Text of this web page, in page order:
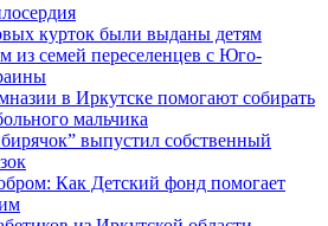
курток были выданы детям
из семей переселенцев с Юго-
в Иркутске помогают собирать
мальчика
выпустил собственный
Как Детский фонд помогает